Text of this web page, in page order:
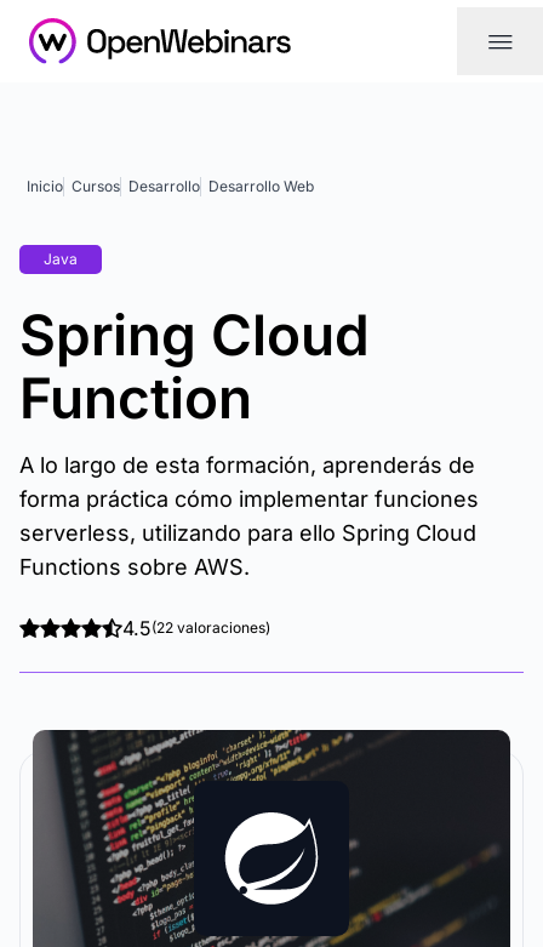
|||
Inicio Cursos Desarrollo Desarrollo Web
Java
Spring Cloud
Function
A lo largo de esta formación, aprenderás de
forma práctica cómo implementar funciones
serverless, utilizando para ello Spring Cloud
Functions sobre AWS.
4.5(22 valoraciones)